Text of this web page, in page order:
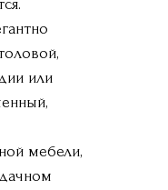
или
мебели,